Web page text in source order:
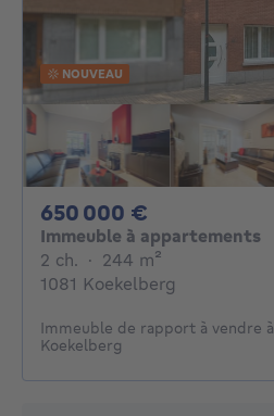
NOUVEAU
650 000 €
Immeuble à appartements
2 ch. 2 chambres
· 244 m²
1081 Koekelberg
Immeuble de rapport à vendre à
Koekelberg